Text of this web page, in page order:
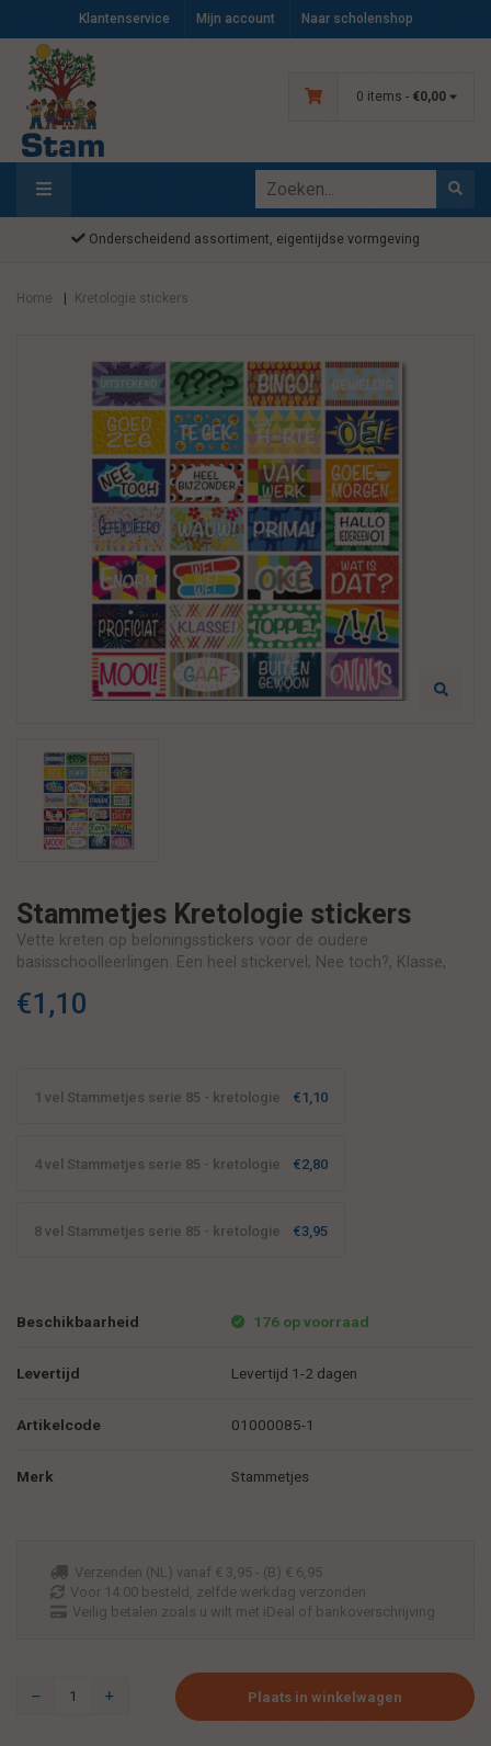
Klantenservice Mijn account Naar scholenshop
0 items - €0,00
Onderscheidend assortiment, eigentijdse vormgeving
Home Kretologie stickers
Stammetjes Kretologie stickers
Vette kreten op beloningsstickers voor de oudere
basisschoolleerlingen. Een heel stickervel; Nee toch?, Klasse,
laten blijken....
€1,10
1 vel Stammetjes serie 85 - kretologie €1,10
4 vel Stammetjes serie 85 - kretologie €2,80
8 vel Stammetjes serie 85 - kretologie €3,95
Beschikbaarheid 176 op voorraad
Levertijd Levertijd 1-2 dagen
Artikelcode 01000085-1
Merk Stammetjes
Verzenden (NL) vanaf € 3,95 - (B) € 6,95
Voor 14:00 besteld, zelfde werkdag verzonden
Veilig betalen zoals u wilt met iDeal of bankoverschrijving
Plaats in winkelwagen